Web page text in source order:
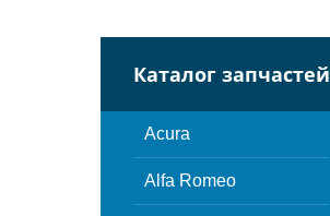
Каталог запчастей
Acura
Alfa Romeo